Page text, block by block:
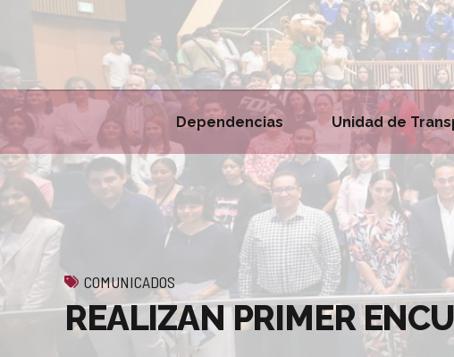
Dependencias Unidad de
COMUNICADOS
REALIZAN PRIMER